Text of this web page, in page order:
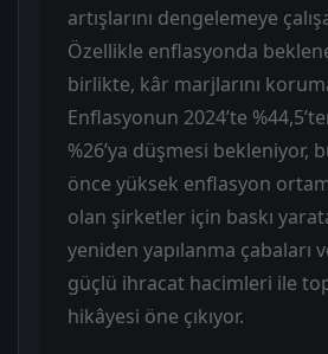
artışlarını dengelemeye
Özellikle enflasyonda
birlikte, kâr marjlarını
Enflasyonun 2024’te
%26’ya düşmesi bekleniyor,
önce yüksek enflasyon
olan şirketler için baskı
yeniden yapılanma çabaları
güçlü ihracat hacimleri ile
hikâyesi öne çıkıyor.